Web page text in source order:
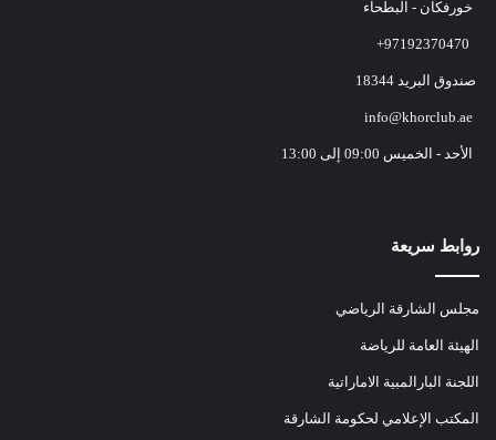
خورفكان - البطحاء
+97192370470
صندوق البريد 18344
الأحد - الخميس 09:00 إلى 13:00
روابط سريعة
مجلس الشارقة الرياضي
الهيئة العامة للرياضة
اللجنة البارالمبية الاماراتية
المكتب الإعلامي لحكومة الشارقة